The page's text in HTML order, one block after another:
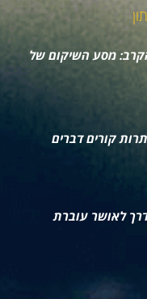
מסע השיקום של
קורים דברים
לאושר עוברת